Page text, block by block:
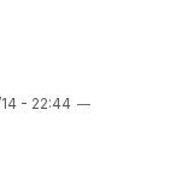
- 22:44